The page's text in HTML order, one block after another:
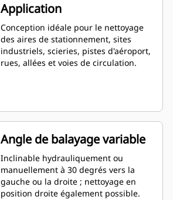
Application
Conception idéale pour le nettoyage
des aires de stationnement, sites
industriels, scieries, pistes d'aéroport,
rues, allées et voies de circulation.
Angle de balayage variable
Inclinable hydrauliquement ou
manuellement à 30 degrés vers la
gauche ou la droite ; nettoyage en
position droite également possible.